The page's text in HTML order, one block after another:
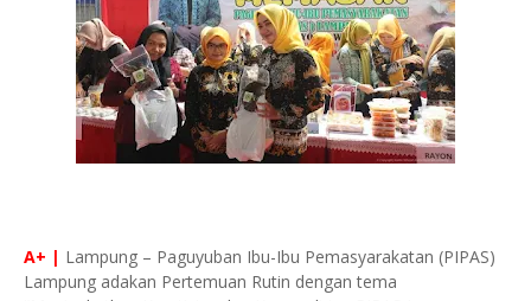
A+ | Lampung – Paguyuban Ibu-Ibu Pemasyarakatan (PIPAS)
Lampung adakan Pertemuan Rutin dengan tema